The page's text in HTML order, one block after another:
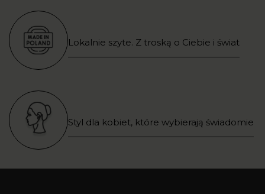
Lokalnie szyte. Z troską o Ciebie i świat
Styl dla kobiet, które wybierają świadomie